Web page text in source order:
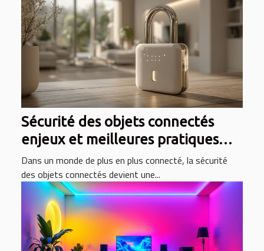
Sécurité des objets connectés
enjeux et meilleures pratiques
pour protéger vos appareils
Dans un monde de plus en plus connecté, la sécurité
des objets connectés devient une...